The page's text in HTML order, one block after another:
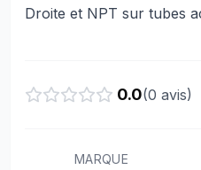
Droite et NPT sur tubes
0.0(0 avis)
MARQUE